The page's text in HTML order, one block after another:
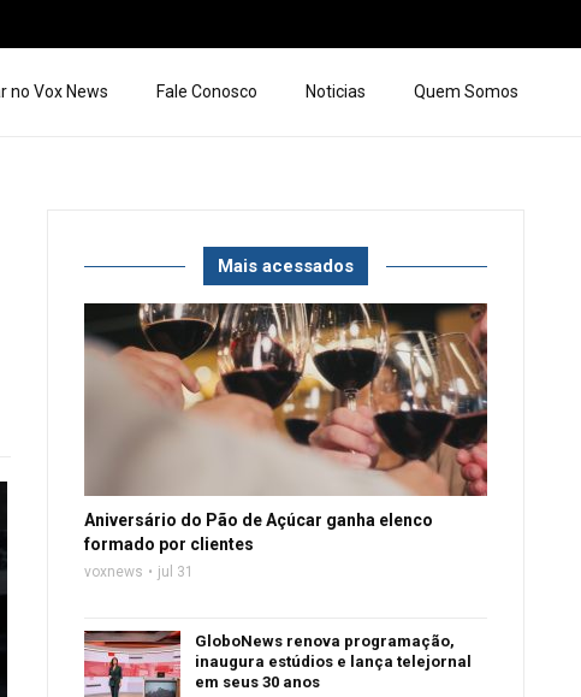
no Vox News Fale Conosco Noticias Quem Somos
Mais acessados
Aniversário do Pão de Açúcar ganha elenco
formado por clientes
voxnews jul 31
GloboNews renova programação,
inaugura estúdios e lança telejornal
em seus 30 anos